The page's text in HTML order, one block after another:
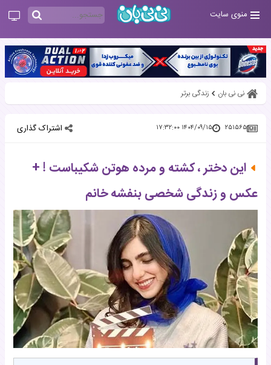
منوی سایت
نی نی بان زندگی برتر
۲۵۱۵۶۵ ۱۴۰۴/۰۹/۱۵ ۱۷:۳۲:۰۰ اشتراک گذاری
این دختر ، کشته و مرده هوتن شکیباست ! +
عکس و زندگی شخصی بنفشه خانم